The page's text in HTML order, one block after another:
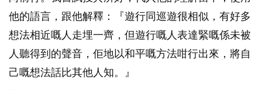
他的語言，跟他解釋：『遊行同巡遊很相似，有好多
想法相近嘅人走埋一齊，但遊行嘅人表達緊嘅係未被
人聽得到的聲音，佢地以和平嘅方法咁行出來，將自
己嘅想法話比其他人知。』